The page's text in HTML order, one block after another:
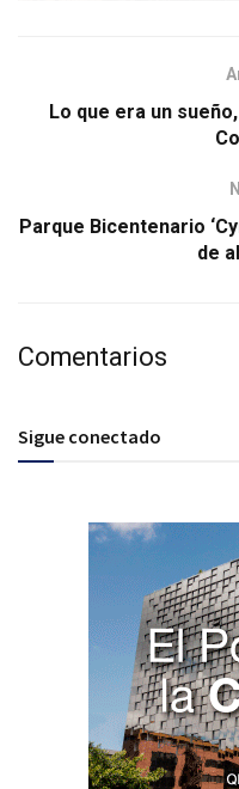
Lo que era un
Parque Bicentenario
de
Comentarios
Sigue conectado